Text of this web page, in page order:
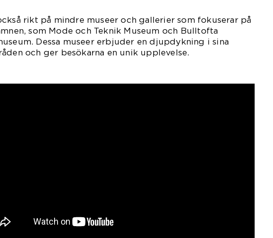
rikt på mindre museer och gallerier som fokuserar på
som Mode och Teknik Museum och Bulltofta
Dessa museer erbjuder en djupdykning i sina
och ger besökarna en unik upplevelse.